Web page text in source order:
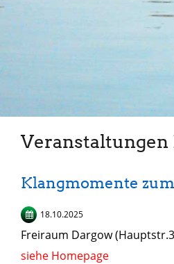
Veranstaltungen
Klangmomente
18.10.2025
Freiraum Dargow
siehe Homepage